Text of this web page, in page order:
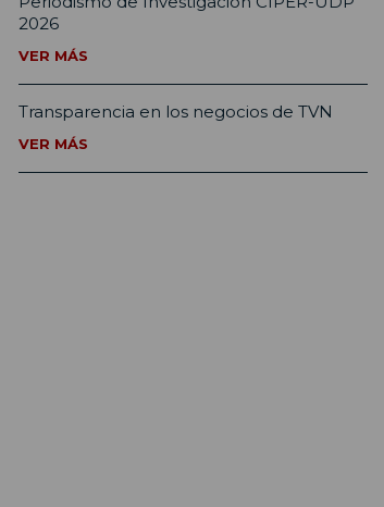
2026
VER MÁS
Transparencia en los negocios de TVN
VER MÁS